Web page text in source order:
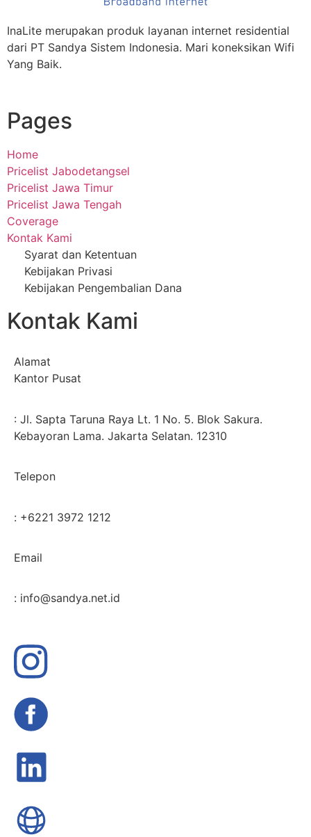
InaLite merupakan produk layanan internet residential
dari PT Sandya Sistem Indonesia. Mari koneksikan Wifi
Yang Baik.
Pages
Home
Pricelist Jabodetangsel
Pricelist Jawa Timur
Pricelist Jawa Tengah
Coverage
Kontak Kami
Syarat dan Ketentuan
Kebijakan Privasi
Kebijakan Pengembalian Dana
Kontak Kami
Alamat
Kantor Pusat
: Jl. Sapta Taruna Raya Lt. 1 No. 5. Blok Sakura.
Kebayoran Lama. Jakarta Selatan. 12310
Telepon
: +6221 3972 1212
Email
: info@sandya.net.id